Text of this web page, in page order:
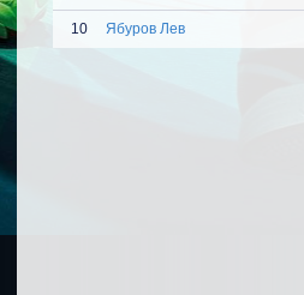
10 Ябуров Лев